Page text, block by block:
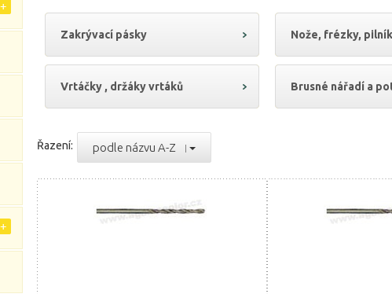
Zakrývací pásky Nože, frézky,
Vrtáčky , držáky vrtáků Brusné nářadí a
Řazení: podle názvu A-Z